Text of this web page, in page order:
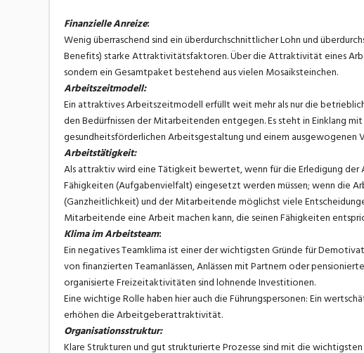
Finanzielle Anreize:
Wenig überraschend sind ein überdurchschnittlicher Lohn und
Benefits) starke Attraktivitätsfaktoren. Über die Attraktivität eines
sondern ein Gesamtpaket bestehend aus vielen Mosaiksteinchen.
Arbeitszeitmodell:
Ein attraktives Arbeitszeitmodell erfüllt weit mehr als nur die
den Bedürfnissen der Mitarbeitenden entgegen. Es steht in Einklang
gesundheitsförderlichen Arbeitsgestaltung und einem ausgewogenen
Arbeitstätigkeit:
Als attraktiv wird eine Tätigkeit bewertet, wenn für die Erledigung der
Fähigkeiten (Aufgabenvielfalt) eingesetzt werden müssen; wenn die
(Ganzheitlichkeit) und der Mitarbeitende möglichst viele
Mitarbeitende eine Arbeit machen kann, die seinen Fähigkeiten
Klima im Arbeitsteam:
Ein negatives Teamklima ist einer der wichtigsten Gründe für
von finanzierten Teamanlässen, Anlässen mit Partnern oder
organisierte Freizeitaktivitäten sind lohnende Investitionen.
Eine wichtige Rolle haben hier auch die Führungspersonen: Ein
erhöhen die Arbeitgeberattraktivität.
Organisationsstruktur:
Klare Strukturen und gut strukturierte Prozesse sind mit die